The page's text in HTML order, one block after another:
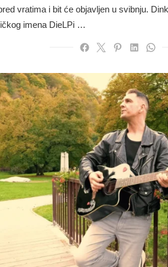
vratima i bit će objavljen u svibnju.
imena DieLPi …